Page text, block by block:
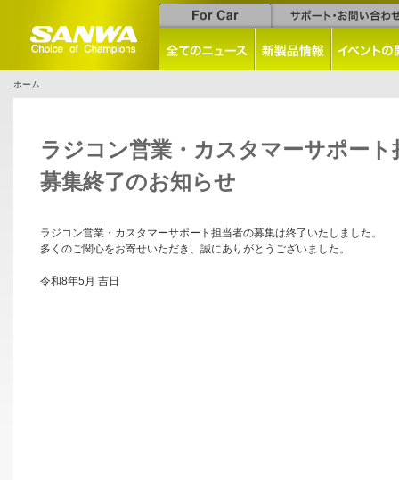
ホーム
ラジコン営業・カスタマーサポート
募集終了のお知らせ
ラジコン営業・カスタマーサポート担当者の募集は終了いたしました。
多くのご関心をお寄せいただき、誠にありがとうございました。
令和8年5月 吉日